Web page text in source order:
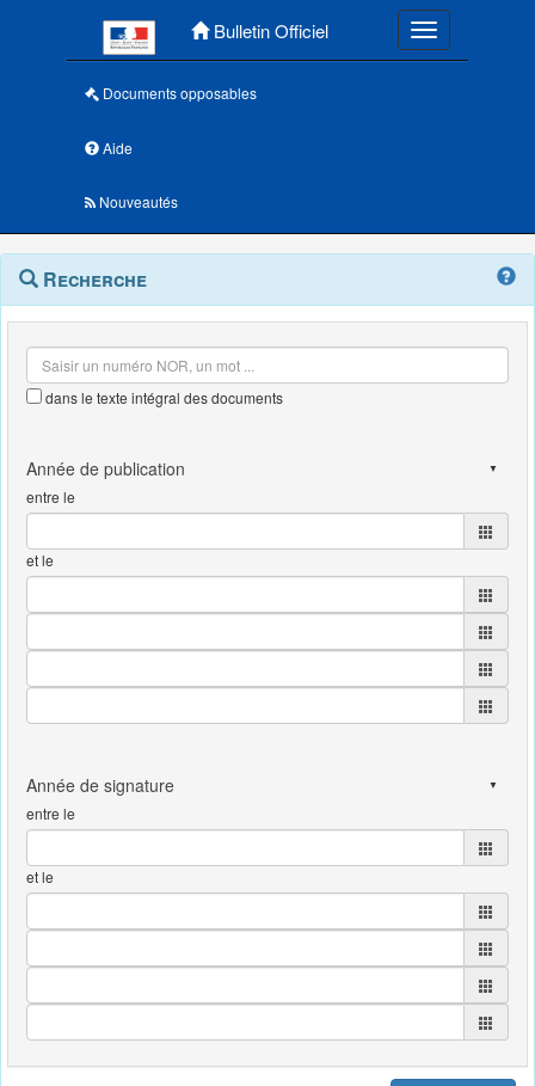
Bulletin Officiel Toggle
Documents opposables
Aide
Nouveautés
Navigation
outils
Menu
contextuel
Recherche
dans le texte intégral des documents
entre le
et le
entre le
et le